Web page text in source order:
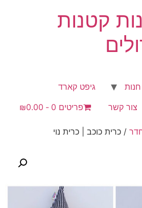
קטנות
חנות
גיפט קארד
צור קשר פריטים 0 ₪0.00
/ כרית כוכב | כרית נוי